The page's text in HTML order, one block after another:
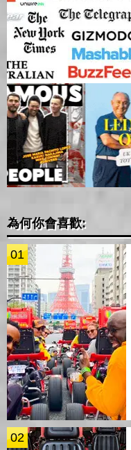
為何你會喜歡:
01
02